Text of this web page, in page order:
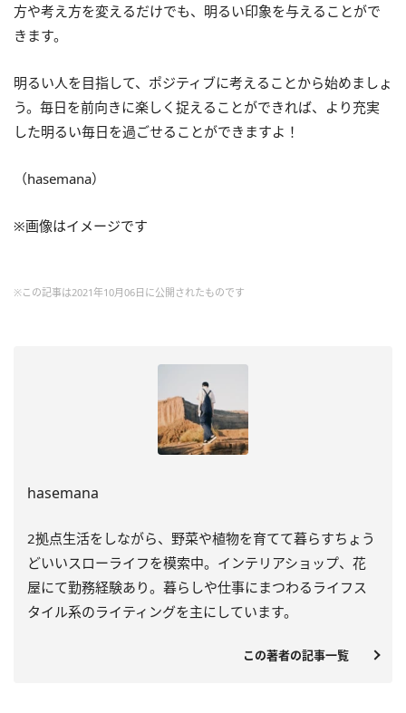
方や考え方を変えるだけでも、明るい印象を与えることがで
きます。
明るい人を目指して、ポジティブに考えることから始めましょ
う。毎日を前向きに楽しく捉えることができれば、より充実
した明るい毎日を過ごせることができますよ！
（hasemana）
※画像はイメージです
※この記事は2021年10月06日に公開されたものです
hasemana
2拠点生活をしながら、野菜や植物を育てて暮らすちょう
どいいスローライフを模索中。インテリアショップ、花
屋にて勤務経験あり。暮らしや仕事にまつわるライフス
タイル系のライティングを主にしています。
この著者の記事一覧